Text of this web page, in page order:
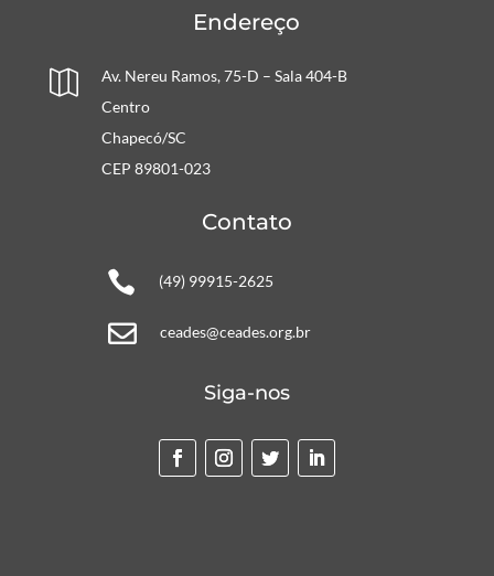
Endereço

Av. Nereu Ramos, 75-D – Sala 404-B
Centro
Chapecó/SC
CEP 89801-023
Contato
 (49) 99915-2625
 ceades@ceades.org.br
Siga-nos